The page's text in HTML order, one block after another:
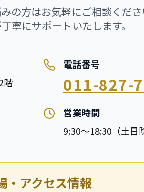
の方はお気軽にご相談くだ
寧にサポートいたします。
階
電話番号
011-827-
営業時間
9:30〜18:30（土日
・アクセス情報